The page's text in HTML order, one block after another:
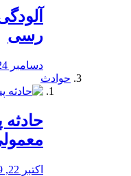
رسی
دسامبر 24, 2019
حوادث
اکتبر 22, 2019